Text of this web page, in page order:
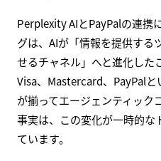
Perplexity AIとPayPalの連携
グは、AIが「情報を提供する
せるチャネル」へと進化した
Visa、Mastercard、PayPal
が揃ってエージェンティック
事実は、この変化が一時的な
ています。